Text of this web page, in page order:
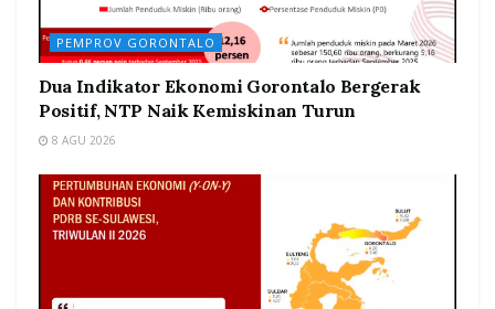
PEMPROV GORONTALO
Dua Indikator Ekonomi Gorontalo Bergerak
Positif, NTP Naik Kemiskinan Turun
8 AGU 2026